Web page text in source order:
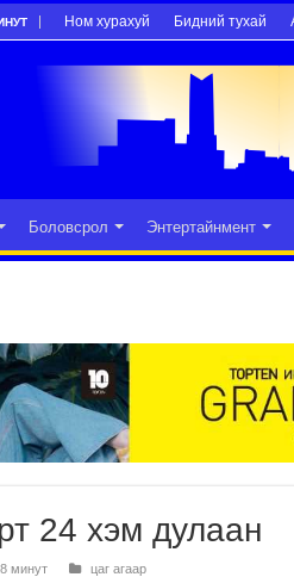
Ном хурахуй Бидний тухай
Боловсрол Энтертайнмент
24 хэм дулаан
минут цаг агаар